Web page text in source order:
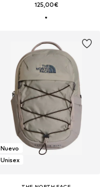
125,00€
Nuevo
Unisex